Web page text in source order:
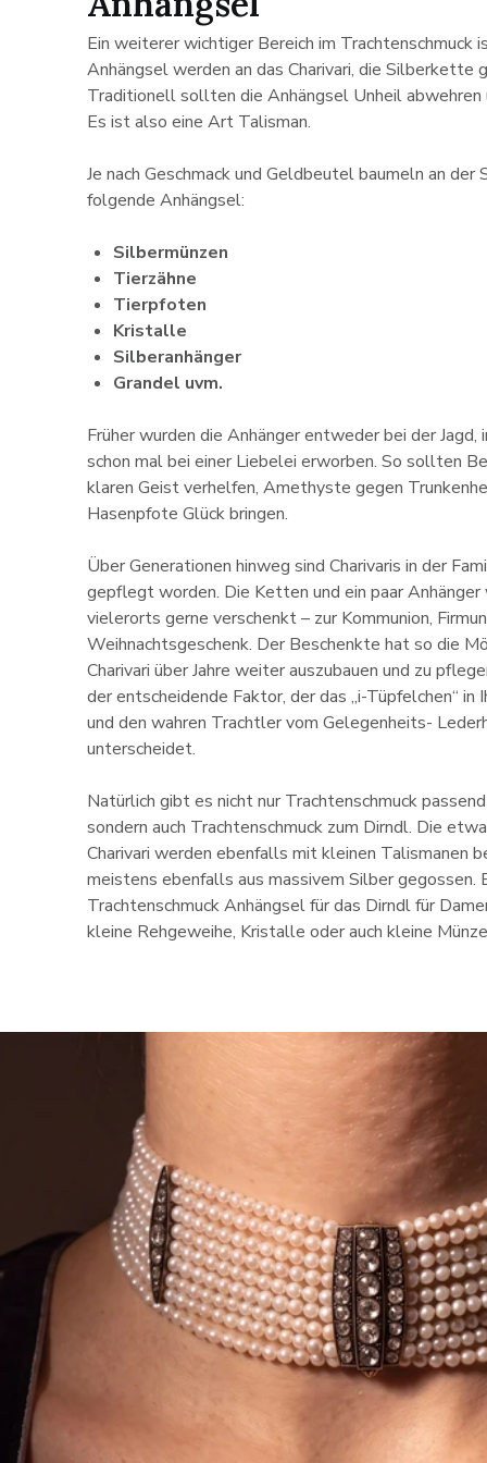
Ein weiterer wichtiger Bereich im Trachtenschmuck
Anhängsel werden an das Charivari, die Silberkette
Traditionell sollten die Anhängsel Unheil abwehren
Es ist also eine Art Talisman.
Je nach Geschmack und Geldbeutel baumeln an
folgende Anhängsel:
Silbermünzen
Tierzähne
Tierpfoten
Kristalle
Silberanhänger
Grandel uvm.
Früher wurden die Anhänger entweder bei der Jagd,
schon mal bei einer Liebelei erworben. So sollten
klaren Geist verhelfen, Amethyste gegen
Hasenpfote Glück bringen.
Über Generationen hinweg sind Charivaris in der
gepflegt worden. Die Ketten und ein paar
vielerorts gerne verschenkt – zur Kommunion,
Weihnachtsgeschenk. Der Beschenkte hat so die
Charivari über Jahre weiter auszubauen und zu
der entscheidende Faktor, der das „i-Tüpfelchen“
und den wahren Trachtler vom Gelegenheits-
unterscheidet.
Natürlich gibt es nicht nur Trachtenschmuck
sondern auch Trachtenschmuck zum Dirndl. Die
Charivari werden ebenfalls mit kleinen Talismanen
meistens ebenfalls aus massivem Silber gegossen.
Trachtenschmuck Anhängsel für das Dirndl für
kleine Rehgeweihe, Kristalle oder auch kleine